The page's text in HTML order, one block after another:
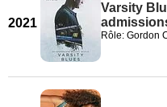
2021
Varsity
Rôle: Gordon